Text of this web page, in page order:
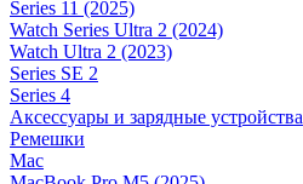
Series 11 (2025)
Watch Series Ultra 2 (2024)
Watch Ultra 2 (2023)
Series SE 2
Series 4
Аксессуары и зарядные устройства
Ремешки
Mac